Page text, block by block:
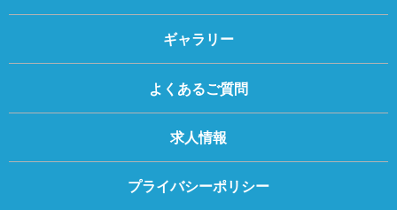
ギャラリー
よくあるご質問
求人情報
プライバシーポリシー